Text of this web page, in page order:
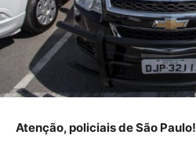
Atenção, policiais de São Paulo!